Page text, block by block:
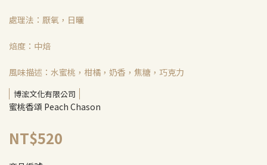
處理法：厭氧，日曬
焙度：中焙
風味描述：水蜜桃，柑橘，奶香，焦糖，巧克力
博浤文化有限公司
蜜桃香頌 Peach Chason
NT$520